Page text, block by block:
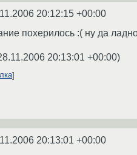
20:12:15 +00:00
похерилось :( ну да
20:13:01 +00:00)
20:13:01 +00:00